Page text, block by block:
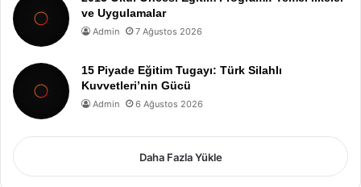
ve Uygulamalar
Admin 7 Ağustos 2026
15 Piyade Eğitim Tugayı: Türk Silahlı
Kuvvetleri’nin Gücü
Admin 6 Ağustos 2026
Daha Fazla Yükle